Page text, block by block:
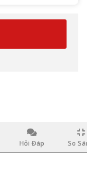
Hỏi Đáp So